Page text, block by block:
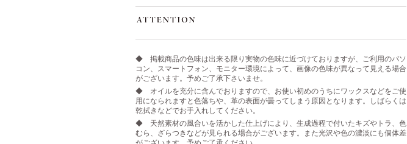
◆ 掲載商品の色味は出来る限り実物の色味に近づけておりますが、ご利用のパソ
コン、スマートフォン、モニター環境によって、画像の色味が異なって見える場合
がございます。予めご了承下さいませ。
◆ オイルを充分に含んでおりますので、お使い初めのうちにワックスなどをご使
用になられますと色落ちや、革の表面が曇ってしまう原因となります。しばらくは
乾拭きなどでお手入れしてください。
◆ 天然素材の風合いを活かした仕上げにより、生成過程で付いたキズやトラ、色
むら、ざらつきなどが見られる場合がございます。また光沢や色の濃淡にも個体差